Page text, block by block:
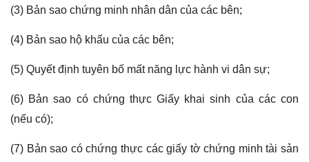
(3) Bản sao chứng minh nhân dân của các bên;
(4) Bản sao hộ khẩu của các bên;
(5) Quyết định tuyên bố mất năng lực hành vi dân sự;
(6) Bản sao có chứng thực Giấy khai sinh của các con
(nếu có);
(7) Bản sao có chứng thực các giấy tờ chứng minh tài sản